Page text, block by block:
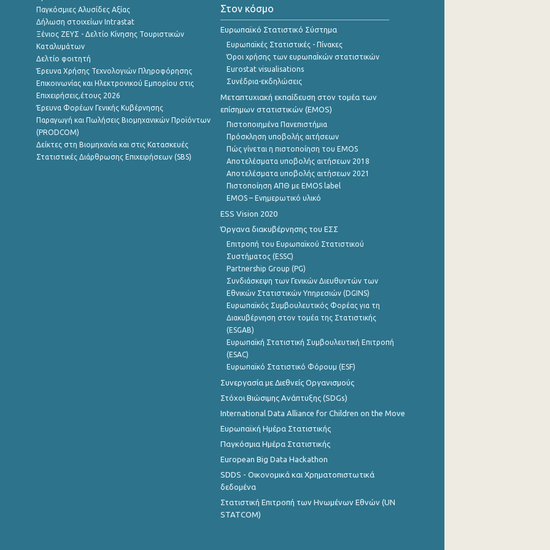
Παγκόσμιες Αλυσίδες Αξίας
Δήλωση στοιχείων Intrastat
Ξένιος ΖΕΥΣ - Δελτίο Κίνησης Τουριστικών
Καταλυμάτων
Δελτίο φοιτητή
Έρευνα Χρήσης Τεχνολογιών Πληροφόρησης
Επικοινωνίας και Ηλεκτρονικού Εμπορίου στις
Επιχειρήσεις,έτους 2026
Έρευνα Φορέων Γενικής Κυβέρνησης
Παραγωγή και Πωλήσεις Βιομηχανικών Προϊόντων
(PRODCOM)
Δείκτες στη Βιομηχανία και στις Κατασκευές
Στατιστικές Διάρθρωσης Επιχειρήσεων (SBS)
Στον κόσμο
Ευρωπαϊκό Στατιστικό Σύστημα
Ευρωπαϊκές Στατιστικές - Πίνακες
Όροι χρήσης των ευρωπαΪκών στατιστικών
Eurostat visualisations
Συνέδρια-εκδηλώσεις
Μεταπτυχιακή εκπαίδευση στον τομέα των
επίσημων στατιστικών (EMOS)
Πιστοποιημένα Πανεπιστήμια
Πρόσκληση υποβολής αιτήσεων
Πώς γίνεται η πιστοποίηση του EMOS
Αποτελέσματα υποβολής αιτήσεων 2018
Αποτελέσματα υποβολής αιτήσεων 2021
Πιστοποίηση ΑΠΘ με EMOS label
EMOS – Ενημερωτικό υλικό
ESS Vision 2020
Όργανα διακυβέρνησης του ΕΣΣ
Επιτροπή του Ευρωπαϊκού Στατιστικού
Συστήματος (ESSC)
Partnership Group (PG)
Συνδιάσκεψη των Γενικών Διευθυντών των
Εθνικών Στατιστικών Υπηρεσιών (DGINS)
Ευρωπαϊκός Συμβουλευτικός Φορέας για τη
Διακυβέρνηση στον τομέα της Στατιστικής
(ESGAB)
Ευρωπαϊκή Στατιστική Συμβουλευτική Επιτροπή
(ESAC)
Ευρωπαϊκό Στατιστικό Φόρουμ (ESF)
Συνεργασία με Διεθνείς Οργανισμούς
Στόχοι Βιώσιμης Ανάπτυξης (SDGs)
International Data Alliance for Children on the Move
Ευρωπαϊκή Ημέρα Στατιστικής
Παγκόσμια Ημέρα Στατιστικής
European Big Data Hackathon
SDDS - Οικονομικά και Χρηματοπιστωτικά
δεδομένα
Στατιστική Επιτροπή των Ηνωμένων Εθνών (UN
STATCOM)